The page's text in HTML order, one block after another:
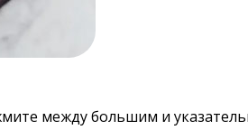
между большим и